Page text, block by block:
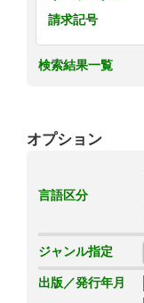
請求記号
検索結果一覧
オプション
言語区分
ジャンル指定
出版／発行年月